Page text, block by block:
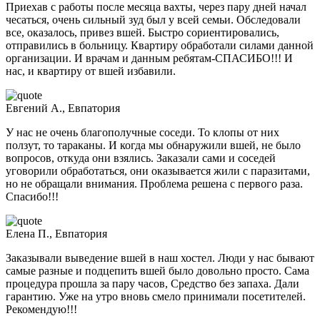
Приехав с работы после месяца вахты, через пару дней начал
чесаться, очень сильный зуд был у всей семьи. Обследовали
все, оказалось, привез вшей. Быстро сориентировались,
отправились в больницу. Квартиру обработали силами данной
организации. И врачам и данным ребятам-СПАСИБО!!! И
нас, и квартиру от вшей избавили.
Евгений А., Евпатория
У нас не очень благополучные соседи. То клопы от них
ползут, то тараканы. И когда мы обнаружили вшей, не было
вопросов, откуда они взялись. Заказали сами и соседей
уговорили обработаться, они оказывается жили с паразитами,
но не обращали внимания. Проблема решена с первого раза.
Спасибо!!!
Елена П., Евпатория
Заказывали выведение вшей в наш хостел. Люди у нас бывают
самые разные и подцепить вшей было довольно просто. Сама
процедура прошла за пару часов, Средство без запаха. Дали
гарантию. Уже на утро вновь смело принимали посетителей.
Рекомендую!!!